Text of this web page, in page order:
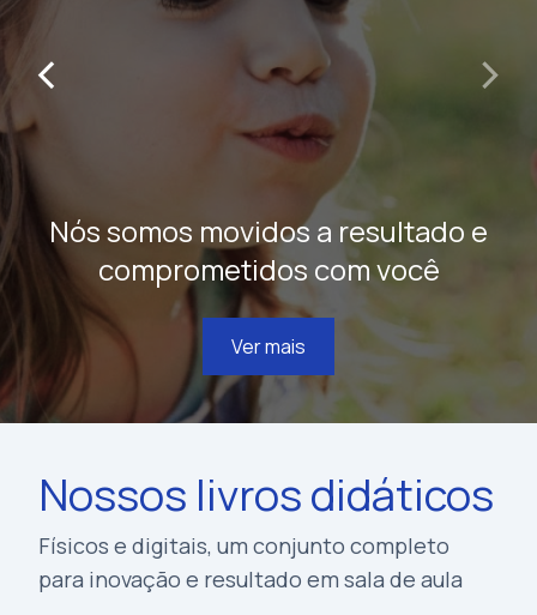
Nós somos movidos a resultado e
comprometidos com você
Ver mais
‹ ›
Nossos livros didáticos
Físicos e digitais, um conjunto completo
para inovação e resultado em sala de aula